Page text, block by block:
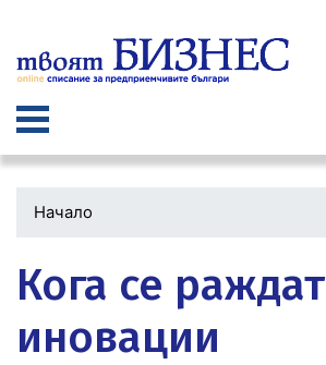
към
основното
Начало
Кога се раждат
иновации